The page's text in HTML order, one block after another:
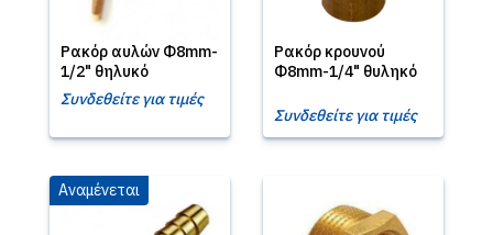
Ρακόρ αυλών Φ8mm-
1/2" θηλυκό
Συνδεθείτε για τιμές
Ρακόρ κρουνού
Φ8mm-1/4" θυληκό
Συνδεθείτε για τιμές
Αναμένεται